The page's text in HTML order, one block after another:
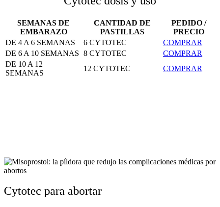
SEMANAS DE
EMBARAZO
CANTIDAD DE
PASTILLAS
PEDIDO /
PRECIO
DE 4 A 6 SEMANAS
6 CYTOTEC
COMPRAR
DE 6 A 10 SEMANAS 8 CYTOTEC
COMPRAR
DE 10 A 12
SEMANAS
12 CYTOTEC COMPRAR
Cytotec para abortar